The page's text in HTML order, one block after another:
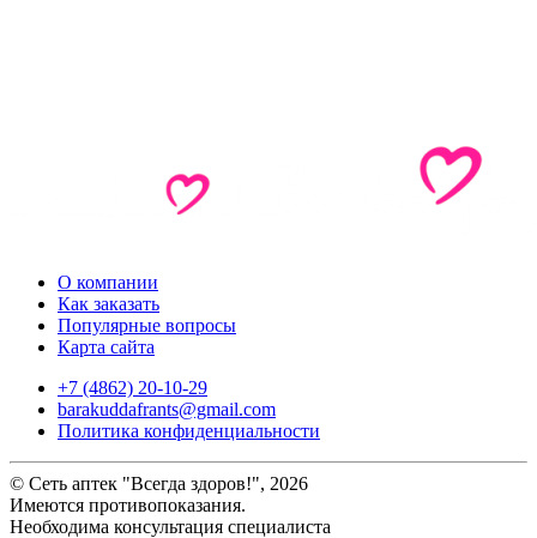
О компании
Как заказать
Популярные вопросы
Карта сайта
+7 (4862) 20-10-29
barakuddafrants@gmail.com
Политика конфиденциальности
© Сеть аптек "Всегда здоров!", 2026
Имеются противопоказания.
Необходима консультация специалиста